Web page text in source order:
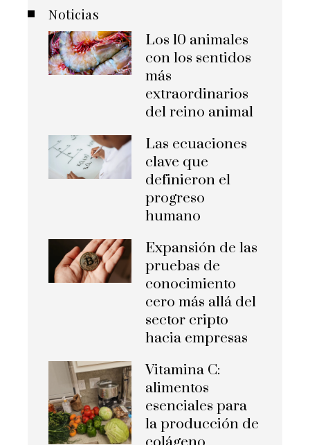
Noticias
Los 10 animales
con los sentidos
más
extraordinarios
del reino animal
Las ecuaciones
clave que
definieron el
progreso
humano
Expansión de las
pruebas de
conocimiento
cero más allá del
sector cripto
hacia empresas
Vitamina C:
alimentos
esenciales para
la producción de